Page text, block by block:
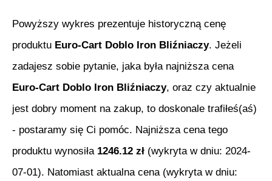
Powyższy wykres prezentuje historyczną cenę
produktu Euro-Cart Doblo Iron Bliźniaczy. Jeżeli
zadajesz sobie pytanie, jaka była najniższa cena
Euro-Cart Doblo Iron Bliźniaczy, oraz czy aktualnie
jest dobry moment na zakup, to doskonale trafiłeś(aś)
- postaramy się Ci pomóc. Najniższa cena tego
produktu wynosiła 1246.12 zł (wykryta w dniu: 2024-
07-01). Natomiast aktualna cena (wykryta w dniu: